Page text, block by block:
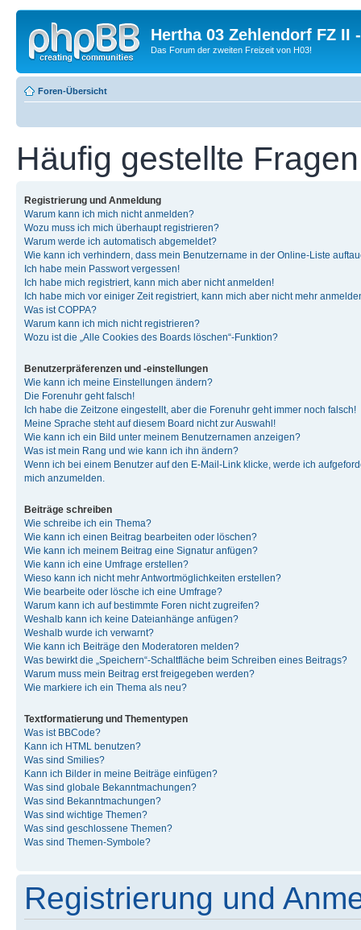
Hertha 03 Zehlendorf FZ II
Das Forum der zweiten Freizeit von H03!
Foren-Übersicht
Häufig gestellte Fragen
Registrierung und Anmeldung
Warum kann ich mich nicht anmelden?
Wozu muss ich mich überhaupt registrieren?
Warum werde ich automatisch abgemeldet?
Wie kann ich verhindern, dass mein Benutzername in der Online-Liste
Ich habe mein Passwort vergessen!
Ich habe mich registriert, kann mich aber nicht anmelden!
Ich habe mich vor einiger Zeit registriert, kann mich aber nicht mehr
Was ist COPPA?
Warum kann ich mich nicht registrieren?
Wozu ist die „Alle Cookies des Boards löschen“-Funktion?
Benutzerpräferenzen und -einstellungen
Wie kann ich meine Einstellungen ändern?
Die Forenuhr geht falsch!
Ich habe die Zeitzone eingestellt, aber die Forenuhr geht immer noch falsch!
Meine Sprache steht auf diesem Board nicht zur Auswahl!
Wie kann ich ein Bild unter meinem Benutzernamen anzeigen?
Was ist mein Rang und wie kann ich ihn ändern?
Wenn ich bei einem Benutzer auf den E-Mail-Link klicke, werde ich
mich anzumelden.
Beiträge schreiben
Wie schreibe ich ein Thema?
Wie kann ich einen Beitrag bearbeiten oder löschen?
Wie kann ich meinem Beitrag eine Signatur anfügen?
Wie kann ich eine Umfrage erstellen?
Wieso kann ich nicht mehr Antwortmöglichkeiten erstellen?
Wie bearbeite oder lösche ich eine Umfrage?
Warum kann ich auf bestimmte Foren nicht zugreifen?
Weshalb kann ich keine Dateianhänge anfügen?
Weshalb wurde ich verwarnt?
Wie kann ich Beiträge den Moderatoren melden?
Was bewirkt die „Speichern“-Schaltfläche beim Schreiben eines Beitrags?
Warum muss mein Beitrag erst freigegeben werden?
Wie markiere ich ein Thema als neu?
Textformatierung und Thementypen
Was ist BBCode?
Kann ich HTML benutzen?
Was sind Smilies?
Kann ich Bilder in meine Beiträge einfügen?
Was sind globale Bekanntmachungen?
Was sind Bekanntmachungen?
Was sind wichtige Themen?
Was sind geschlossene Themen?
Was sind Themen-Symbole?
Registrierung und